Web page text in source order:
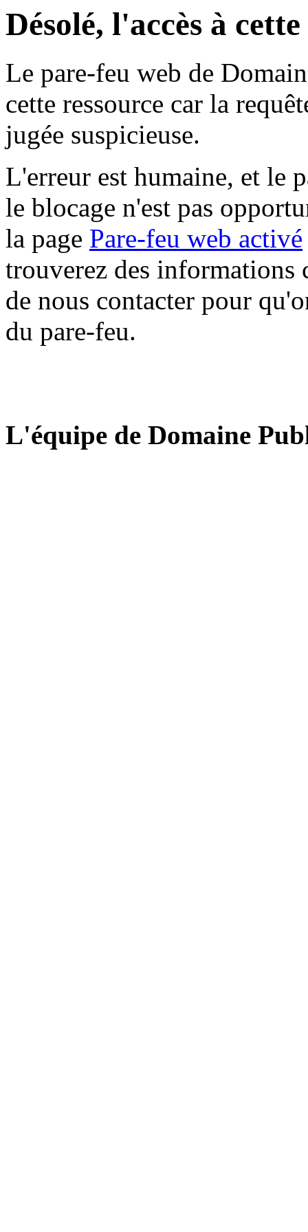
Désolé, l'accès à
Le pare-feu web de
cette ressource car la
jugée suspicieuse.
L'erreur est humaine, et le
le blocage n'est pas
la page Pare-feu web activé
trouverez des informations
de nous contacter pour
du pare-feu.
L'équipe de Domaine